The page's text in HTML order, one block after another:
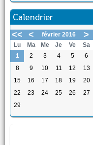
Calendrier
<< < février 2016 >
Lu Ma Me Je Ve Sa
1
2 3 4 5 6
8
9 10 11 12 13
15
16 17 18 19 20
22
23 24 25 26 27
29